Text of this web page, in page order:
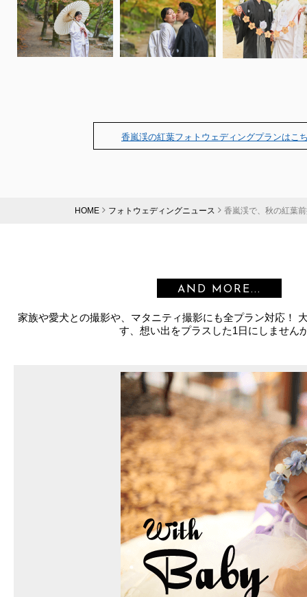
香嵐渓の紅葉フォトウェディングプランはこ
HOME フォトウェディングニュース 香嵐渓で、秋の紅葉
AND MORE...
家族や愛犬との撮影や、マタニティ撮影にも全プラン対応！
す、想い出をプラスした1日にしません